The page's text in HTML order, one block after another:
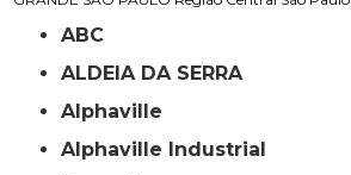
ABC
ALDEIA DA SERRA
Alphaville
Alphaville Industrial